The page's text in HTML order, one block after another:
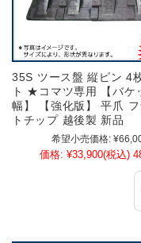
35S ツース盤 縦ピン 4
ト ★コマツ専用 【バケ
幅】 【強化版】 平爪 フ
トチップ 越後製 新品
希望小売価格:
価格: ¥33,900(税込)